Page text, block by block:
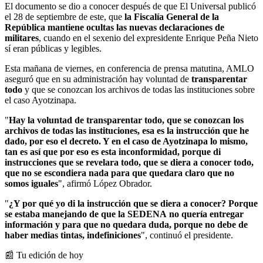
El documento se dio a conocer después de que El Universal publicó
el 28 de septiembre de este, que la Fiscalía General de la
República mantiene ocultas las nuevas declaraciones de
militares, cuando en el sexenio del expresidente Enrique Peña Nieto
sí eran públicas y legibles.
Esta mañana de viernes, en conferencia de prensa matutina, AMLO
aseguró que en su administración hay voluntad de transparentar
todo y que se conozcan los archivos de todas las instituciones sobre
el caso Ayotzinapa.
"Hay la voluntad de transparentar todo, que se conozcan los
archivos de todas las instituciones, esa es la instrucción que he
dado, por eso el decreto. Y en el caso de Ayotzinapa lo mismo,
tan es así que por eso es esta inconformidad, porque di
instrucciones que se revelara todo, que se diera a conocer todo,
que no se escondiera nada para que quedara claro que no
somos iguales", afirmó López Obrador.
"¿Y por qué yo di la instrucción que se diera a conocer? Porque
se estaba manejando de que la SEDENA no quería entregar
información y para que no quedara duda, porque no debe de
haber medias tintas, indefiniciones", continuó el presidente.
📰 Tu edición de hoy